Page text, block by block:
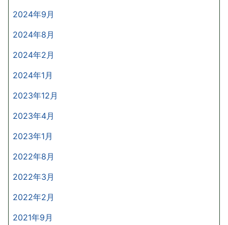
2024年9月
2024年8月
2024年2月
2024年1月
2023年12月
2023年4月
2023年1月
2022年8月
2022年3月
2022年2月
2021年9月